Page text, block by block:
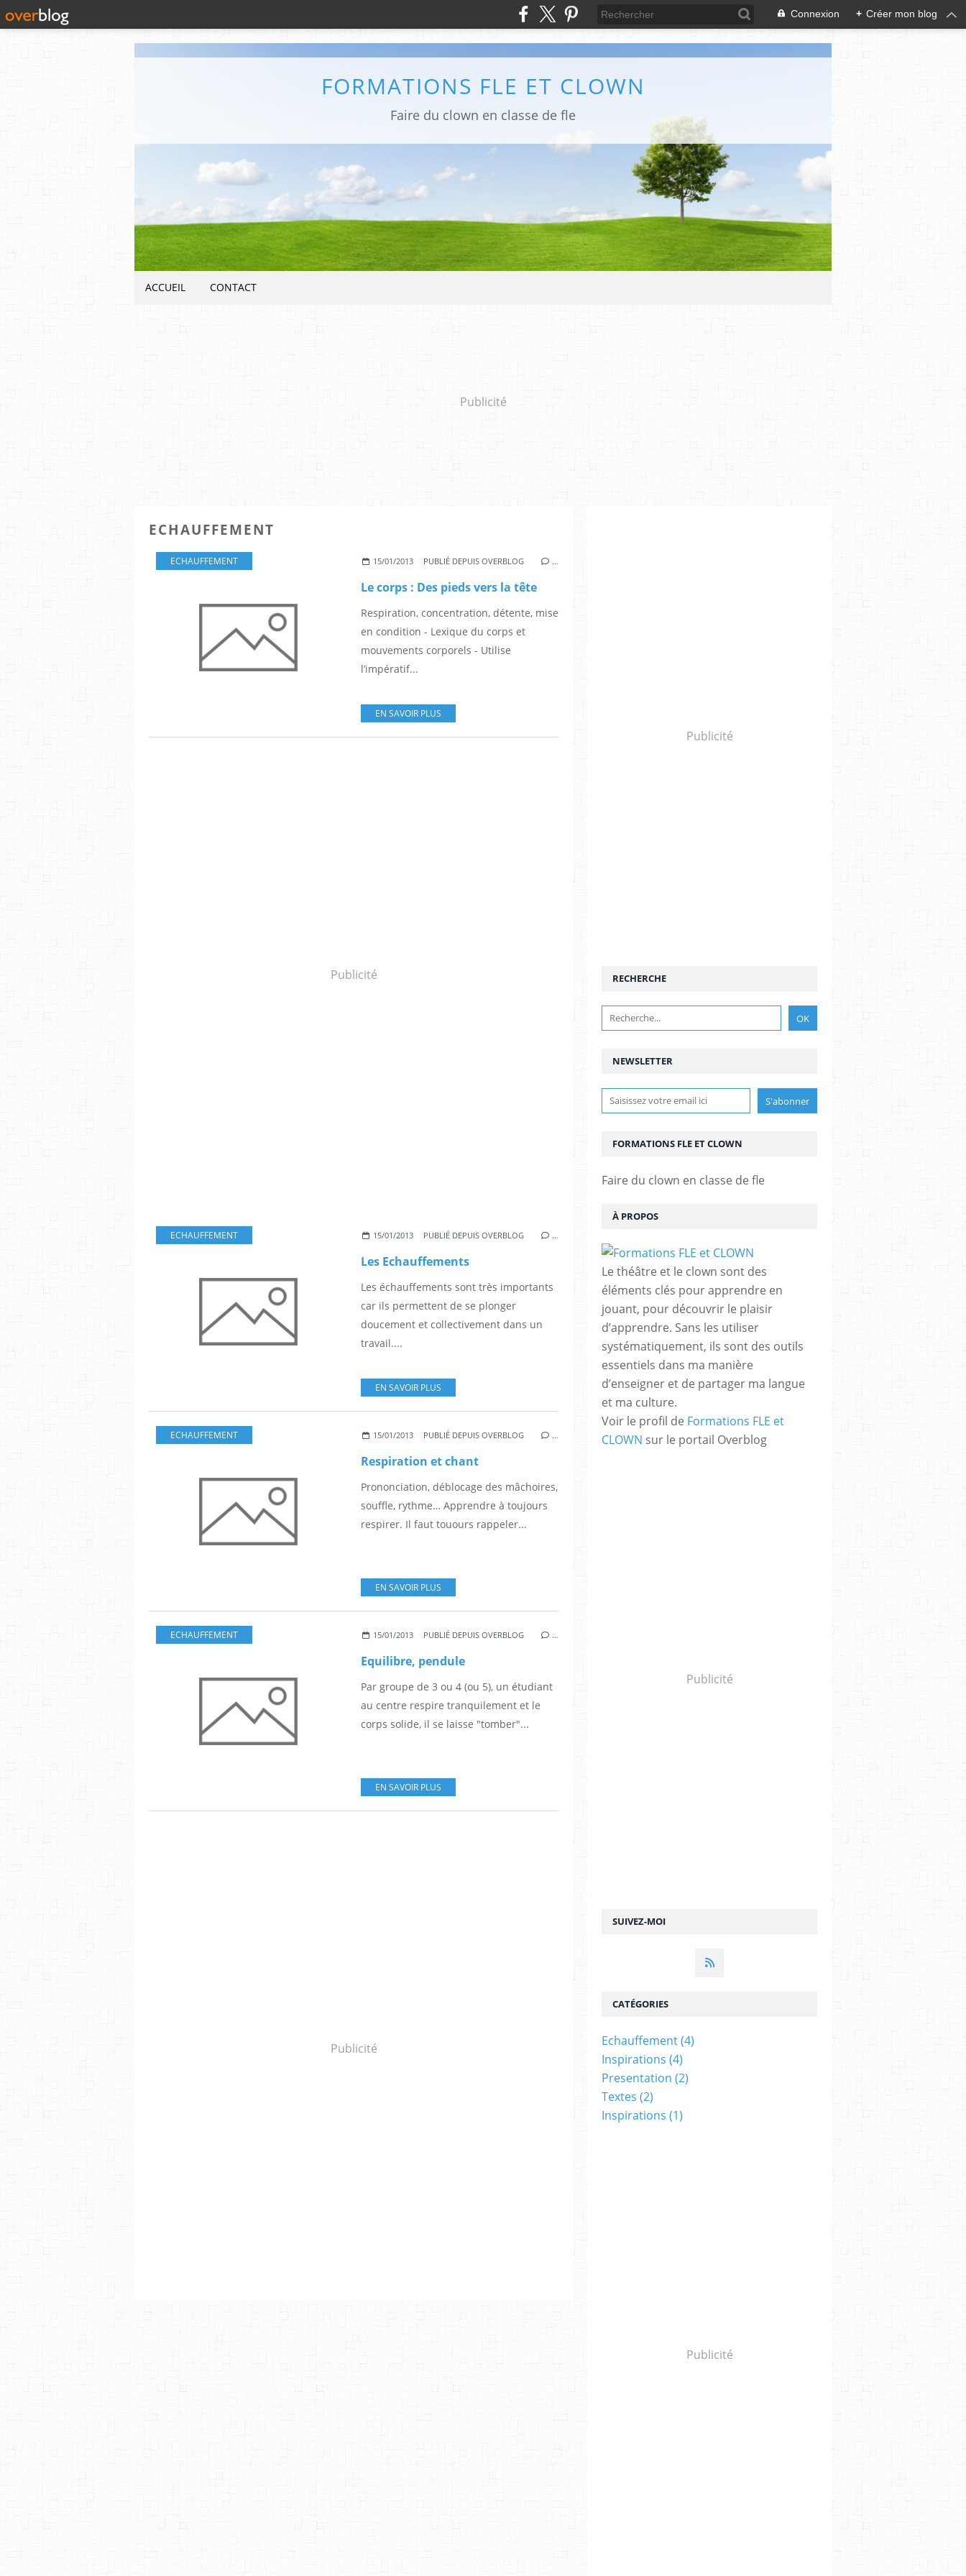
Connexion + Créer mon blog
FORMATIONS FLE ET CLOWN
Faire du clown en classe de fle
ACCUEIL CONTACT
Publicité
ECHAUFFEMENT
ECHAUFFEMENT 15/01/2013 PUBLIÉ DEPUIS OVERBLOG …
Le corps : Des pieds vers la tête
Respiration, concentration, détente, mise
en condition - Lexique du corps et
mouvements corporels - Utilise
l’impératif...
EN SAVOIR PLUS
Publicité
ECHAUFFEMENT 15/01/2013 PUBLIÉ DEPUIS OVERBLOG …
Les Echauffements
Les échauffements sont très importants
car ils permettent de se plonger
doucement et collectivement dans un
travail....
EN SAVOIR PLUS
ECHAUFFEMENT 15/01/2013 PUBLIÉ DEPUIS OVERBLOG …
Respiration et chant
Prononciation, déblocage des mâchoires,
souffle, rythme… Apprendre à toujours
respirer. Il faut touours rappeler...
EN SAVOIR PLUS
ECHAUFFEMENT 15/01/2013 PUBLIÉ DEPUIS OVERBLOG …
Equilibre, pendule
Par groupe de 3 ou 4 (ou 5), un étudiant
au centre respire tranquilement et le
corps solide, il se laisse "tomber"...
EN SAVOIR PLUS
Publicité
Publicité
NEWSLETTER
SUIVEZ-MOI
RECHERCHE
FORMATIONS FLE ET CLOWN
Faire du clown en classe de fle
À PROPOS
Le théâtre et le clown sont des
éléments clés pour apprendre en
jouant, pour découvrir le plaisir
d’apprendre. Sans les utiliser
systématiquement, ils sont des outils
essentiels dans ma manière
d’enseigner et de partager ma langue
et ma culture.
Voir le profil de Formations FLE et
CLOWN sur le portail Overblog
Publicité
CATÉGORIES
Echauffement(4)
Inspirations (4)
Presentation (2)
Textes (2)
Inspirations (1)
Publicité